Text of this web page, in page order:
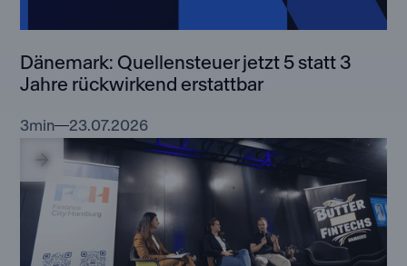
Dänemark: Quellensteuer jetzt 5 statt 3
Jahre rückwirkend erstattbar
3min 23.07.2026